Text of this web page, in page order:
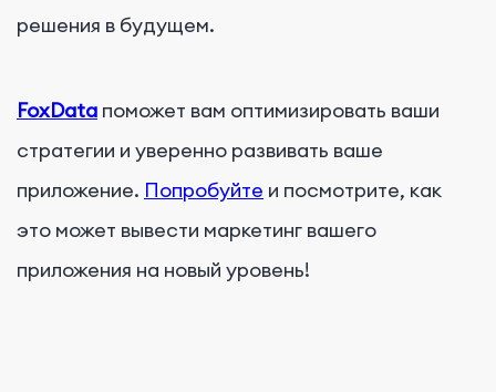
решения в будущем.
FoxData поможет вам оптимизировать ваши
стратегии и уверенно развивать ваше
приложение. Попробуйте и посмотрите, как
это может вывести маркетинг вашего
приложения на новый уровень!